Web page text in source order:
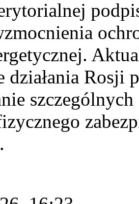
działania Rosji